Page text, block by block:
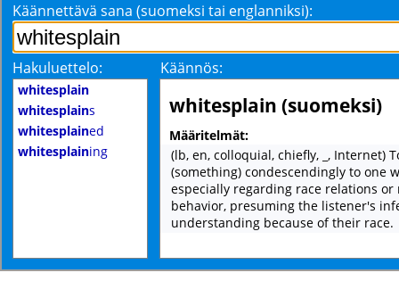
Käännettävä sana (suomeksi tai englanniksi):
Hakuluettelo: Käännös:
whitesplain
whitesplains
whitesplained
whitesplaining
whitesplain (suomeksi)
Määritelmät:
(lb, en, colloquial, chiefly, _, Internet)
(something) condescendingly to one
especially regarding race relations
behavior, presuming the listener's
understanding because of their race.